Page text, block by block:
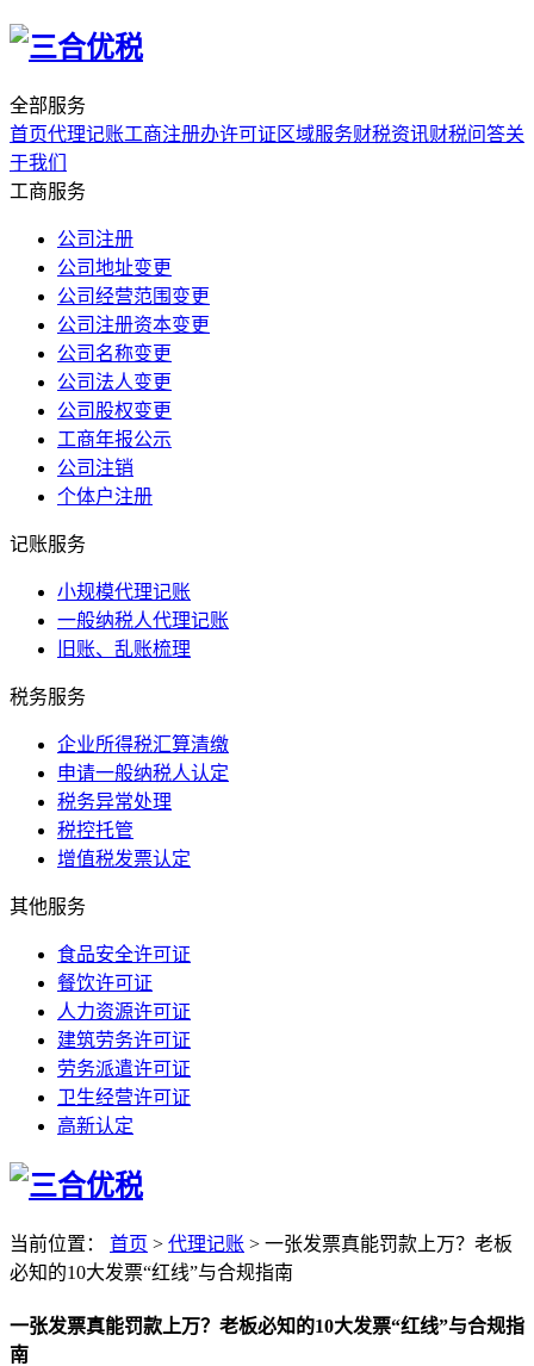
全部服务
首页代理记账工商注册办许可证 区域服务财税资讯财税问答关
于我们
工商服务
公司注册
公司地址变更
公司经营范围变更
公司注册资本变更
公司名称变更
公司法人变更
公司股权变更
工商年报公示
公司注销
个体户注册
记账服务
小规模代理记账
一般纳税人代理记账
旧账、乱账梳理
税务服务
企业所得税汇算清缴
申请一般纳税人认定
税务异常处理
税控托管
增值税发票认定
其他服务
食品安全许可证
餐饮许可证
人力资源许可证
建筑劳务许可证
劳务派遣许可证
卫生经营许可证
高新认定
当前位置： 首页 > 代理记账 > 一张发票真能罚款上万？老板
必知的10大发票“红线”与合规指南
一张发票真能罚款上万？老板必知的10大发票“红线”与合规指
南